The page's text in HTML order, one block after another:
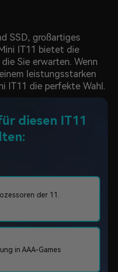
SSD, großartiges
IT11 bietet die
Sie erwarten. Wenn
leistungsstarken
IT11 die perfekte Wahl.
diesen IT11
der 11.
in AAA-Games